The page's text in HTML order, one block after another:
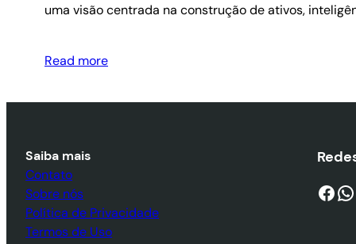
uma visão centrada na construção de ativos,
Read more
Saiba mais
Contato
Sobre nós
Política de Privacidade
Termos de Uso
Facebook WhatsApp